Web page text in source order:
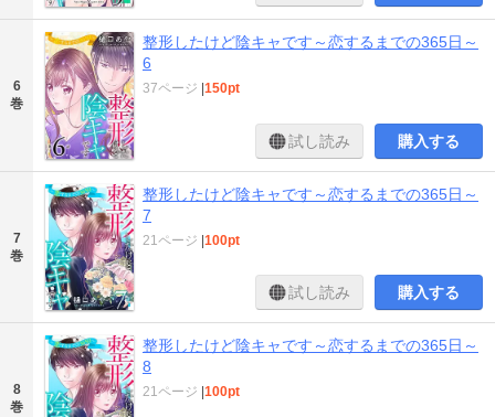
6
巻
整形したけど陰キャです～恋するまでの365日～
6
37ページ 150pt
試し読み 購入する
7
巻
整形したけど陰キャです～恋するまでの365日～
7
21ページ 100pt
試し読み 購入する
8
巻
整形したけど陰キャです～恋するまでの365日～
8
21ページ 100pt